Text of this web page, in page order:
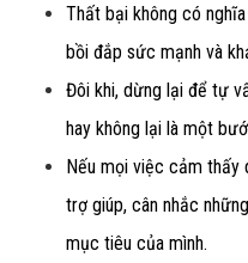
Thất bại không có
bồi đắp sức mạnh và
Đôi khi, dừng lại để tự
hay không lại là một
Nếu mọi việc cảm thấy
trợ giúp, cân nhắc
mục tiêu của mình.